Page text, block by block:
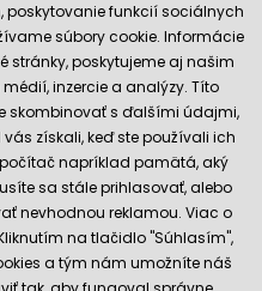
poskytovanie funkcií sociálnych
súbory cookie. Informácie
stránky, poskytujeme aj našim
inzercie a analýzy. Títo
skombinovať s ďalšími údajmi,
získali, keď ste používali ich
napríklad pamätá, aký
sa stále prihlasovať, alebo
nevhodnou reklamou. Viac o
na tlačidlo "Súhlasím",
a tým nám umožníte náš